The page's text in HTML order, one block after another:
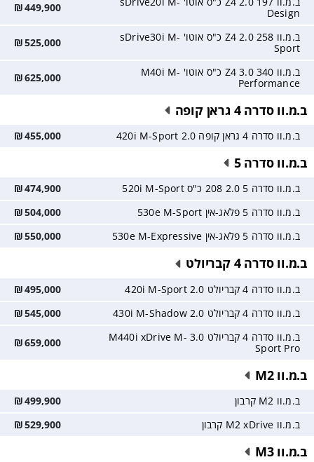
Design
449,900
₪
ב.מ.וו Z4 2.0 258 כ"ס אוטו' sDrive30i M-
Sport
525,000
₪
ב.מ.וו Z4 3.0 340 כ"ס אוטו' M40i M-
Performance
625,000
₪
ב.מ.וו סדרה 4 גראן קופה
ב.מ.וו סדרה 4 גראן קופה 2.0 420i M-Sport 455,000
₪
ב.מ.וו סדרה 5
ב.מ.וו סדרה 5 2.0 208 כ"ס 520i M-Sport 474,900
₪
ב.מ.וו סדרה 5 פלאג-אין 530e M-Sport
504,000
₪
ב.מ.וו סדרה 5 פלאג-אין 530e M-Expressive
550,000
₪
ב.מ.וו סדרה 4 קבריולט
ב.מ.וו סדרה 4 קבריולט 2.0 420i M-Sport 495,000
₪
ב.מ.וו סדרה 4 קבריולט 2.0 430i M-Shadow
545,000
₪
ב.מ.וו סדרה 4 קבריולט 3.0 M440i xDrive M-
Sport Pro
659,000
₪
ב.מ.וו M2
ב.מ.וו M2 קרבון 499,900
₪
ב.מ.וו M2 xDrive קרבון
529,900
₪
ב.מ.וו M3